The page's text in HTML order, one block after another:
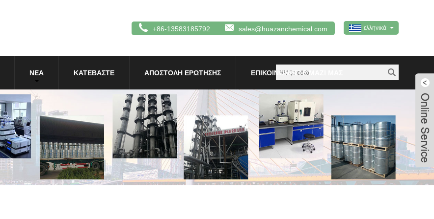
ελληνικά
+86-13583185792 sales@huazanchemical.com
ΝΈΑ ΚΑΤΕΒΆΣΤΕ ΑΠΟΣΤΟΛΉ ΕΡΏΤΗΣΗΣ ΕΠΙΚΟΙΝΩΝΉΣΤΕ ΜΑΖΊ ΜΑΣ